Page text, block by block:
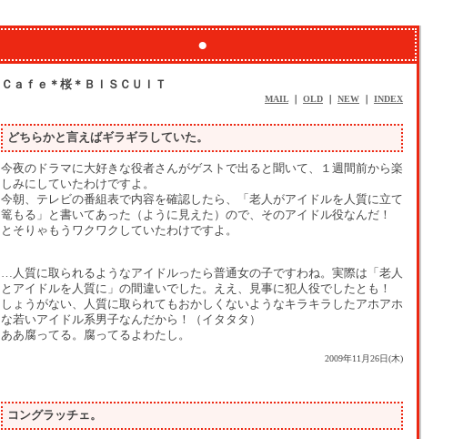
●
Ｃａｆｅ＊桜＊ＢＩＳＣＵＩＴ
MAIL｜ OLD NEW INDEX
どちらかと言えばギラギラしていた。
今夜のドラマに大好きな役者さんがゲストで出ると聞いて、１週間前から楽
しみにしていたわけですよ。
今朝、テレビの番組表で内容を確認したら、「老人がアイドルを人質に立て
篭もる」と書いてあった（ように見えた）ので、そのアイドル役なんだ！
とそりゃもうワクワクしていたわけですよ。
…人質に取られるようなアイドルったら普通女の子ですわね。実際は「老人
とアイドルを人質に」の間違いでした。ええ、見事に犯人役でしたとも！
しょうがない、人質に取られてもおかしくないようなキラキラしたアホアホ
な若いアイドル系男子なんだから！（イタタタ）
ああ腐ってる。腐ってるよわたし。
2009年11月26日(木)
コングラッチェ。